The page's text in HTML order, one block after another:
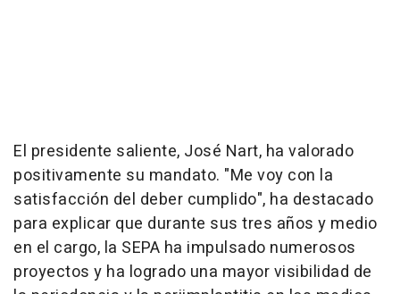
El presidente saliente, José Nart, ha valorado
positivamente su mandato. "Me voy con la
satisfacción del deber cumplido", ha destacado
para explicar que durante sus tres años y medio
en el cargo, la SEPA ha impulsado numerosos
proyectos y ha logrado una mayor visibilidad de